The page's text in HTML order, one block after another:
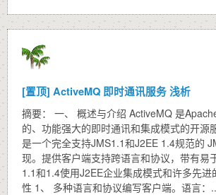
[置顶] ActiveMQ 即时通讯服务 浅析
摘要： 一、 概述与介绍 ActiveMQ 是
的、功能强大的即时通讯和集成模式的开源
是一个完全支持JMS1.1和J2EE 1.4规范的
现。提供客户端支持跨语言和协议，带有易
1.1和1.4使用J2EE企业集成模式和许多先进
性 1、 多种语言和协议编写客户端。语言：